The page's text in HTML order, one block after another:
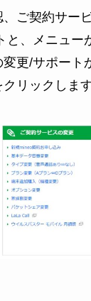
ご契約サー
と、メニュー
更/サポート
リックします